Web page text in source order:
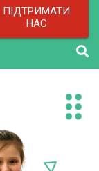
ПІДТРИМАТИ
НАС